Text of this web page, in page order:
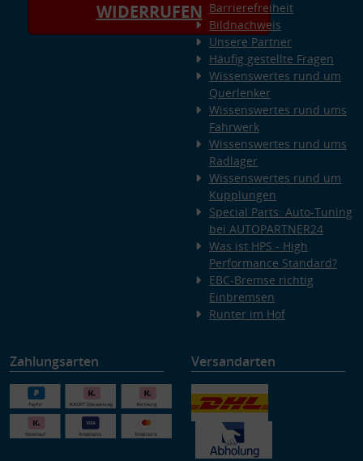
WIDERRUFEN Barrierefreiheit
Bildnachweis
Unsere Partner
Häufig gestellte Fragen
Wissenswertes rund um
Querlenker
Wissenswertes rund ums
Fahrwerk
Wissenswertes rund ums
Radlager
Wissenswertes rund um
Kupplungen
Special Parts: Auto-Tuning
bei AUTOPARTNER24
Was ist HPS - High
Performance Standard?
EBC-Bremse richtig
Einbremsen
Runter im Hof
Zahlungsarten Versandarten